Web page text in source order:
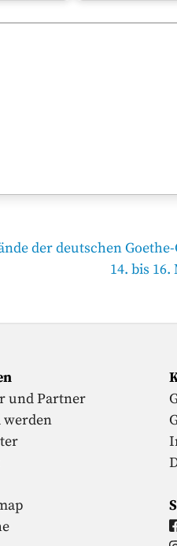
der deutschen
14. bis
und Partner